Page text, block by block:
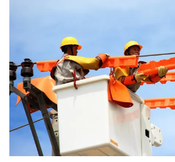
THỜI BÁO VTV
Theo dõi báo trên
Cơ quan chủ quản:
Đài Truyền hình Việt
Cơ quan báo chí:Thời báo VTV